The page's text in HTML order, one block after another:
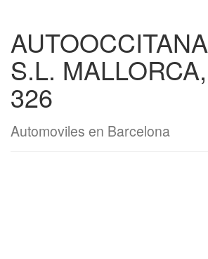
AUTOOCCITANA
S.L. MALLORCA,
326
Automoviles en Barcelona